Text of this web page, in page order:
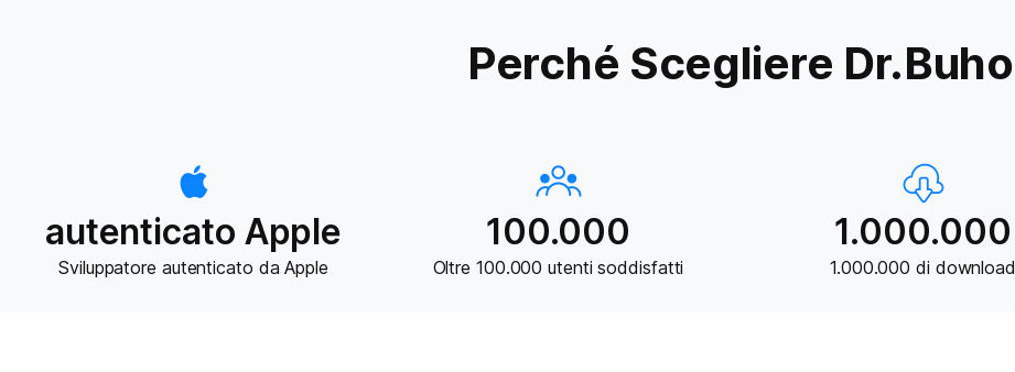
Perché Scegliere Dr.Buho
autenticato Apple
Sviluppatore autenticato da Apple
100.000
Oltre 100.000 utenti soddisfatti
1.000.000
1.000.000 di download